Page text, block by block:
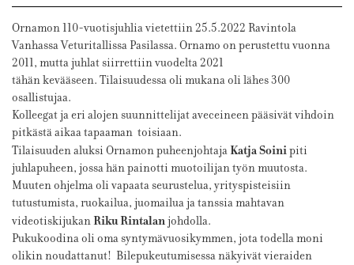
Ornamon 110-vuotisjuhlia vietettiin 25.5.2022 Ravintola
Vanhassa Veturitallissa Pasilassa. Ornamo on perustettu vuonna
2011, mutta juhlat siirrettiin vuodelta 2021
tähän kevääseen. Tilaisuudessa oli mukana oli lähes 300
osallistujaa.
Kolleegat ja eri alojen suunnittelijat aveceineen pääsivät vihdoin
pitkästä aikaa tapaaman toisiaan.
Tilaisuuden aluksi Ornamon puheenjohtajaKatja Soinipiti
juhlapuheen, jossa hän painotti muotoilijan työn muutosta.
Muuten ohjelma oli vapaata seurustelua, yrityspisteisiin
tutustumista, ruokailua, juomailua ja tanssia mahtavan
videotiskijukanRiku Rintalanjohdolla.
Pukukoodina oli oma syntymävuosikymmen, jota todella moni
olikin noudattanut! Bilepukeutumisessa näkyivät vieraiden